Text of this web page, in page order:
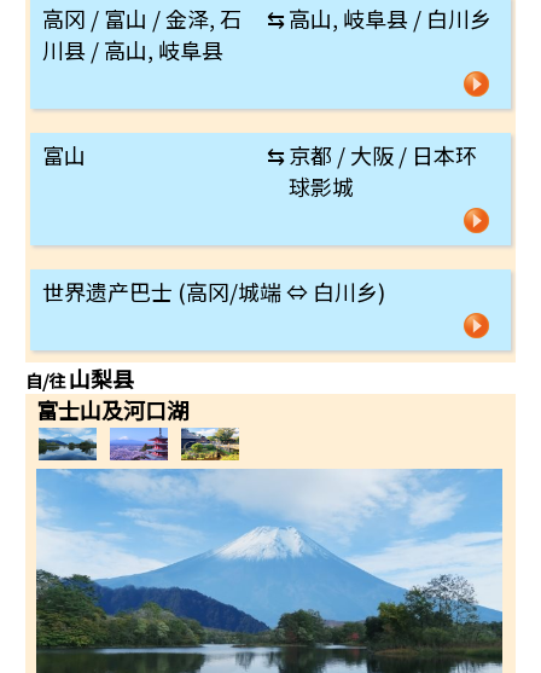
高冈 / 富山 / 金泽, 石
川县 / 高山, 岐阜县
⇆高山, 岐阜县 / 白川乡
富山 ⇆京都 / 大阪 / 日本环
球影城
世界遗产巴士 (高冈/城端 ⇔ 白川乡)
自/往山梨县
富士山及河口湖